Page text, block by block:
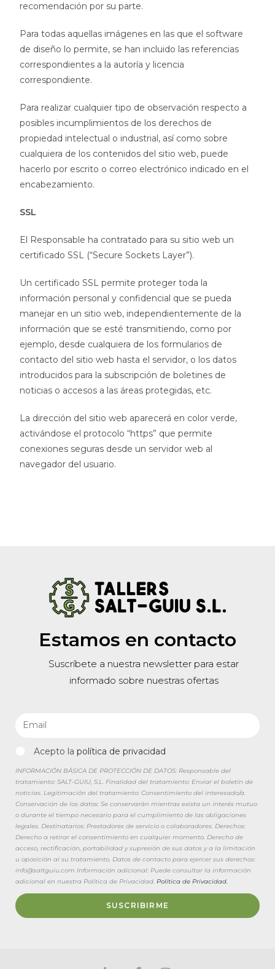
recomendación por su parte.
Para todas aquellas imágenes en las que el software
de diseño lo permite, se han incluido las referencias
correspondientes a la autoría y licencia
correspondiente.
Para realizar cualquier tipo de observación respecto a
posibles incumplimientos de los derechos de
propiedad intelectual o industrial, así como sobre
cualquiera de los contenidos del sitio web, puede
hacerlo por escrito o correo electrónico indicado en el
encabezamiento.
SSL
El Responsable ha contratado para su sitio web un
certificado SSL (“Secure Sockets Layer”).
Un certificado SSL permite proteger toda la
información personal y confidencial que se pueda
manejar en un sitio web, independientemente de la
información que se esté transmitiendo, como por
ejemplo, desde cualquiera de los formularios de
contacto del sitio web hasta el servidor, o los datos
introducidos para la subscripción de boletines de
noticias o accesos a las áreas protegidas, etc.
La dirección del sitio web aparecerá en color verde,
activándose el protocolo “https” que permite
conexiones seguras desde un servidor web al
navegador del usuario.
Estamos en contacto
Suscríbete a nuestra newsletter para estar
informado sobre nuestras ofertas
Acepto la política de privacidad
INFORMACIÓN BÁSICA DE PROTECCIÓN DE DATOS: Responsable del
tratamiento: SALT-GUIU, S.L. Finalidad del tratamiento: Enviar el boletín de
noticias. Legitimación del tratamiento: Consentimiento del interesado/a.
Conservación de los datos: Se conservarán mientras exista un interés mutuo
o durante el tiempo necesario para el cumplimiento de las obligaciones
legales. Destinatarios: Prestadores de servicio o colaboradores. Derechos:
Derecho a retirar el consentimiento en cualquier momento. Derecho de
acceso, rectificación, portabilidad y supresión de sus datos y a la limitación
u oposición al su tratamiento. Datos de contacto para ejercer sus derechos:
info@saltguiu.com Información adicional: Puede consultar la información
adicional en nuestra Política de Privacidad. Política de Privacidad.
SUSCRIBIRME